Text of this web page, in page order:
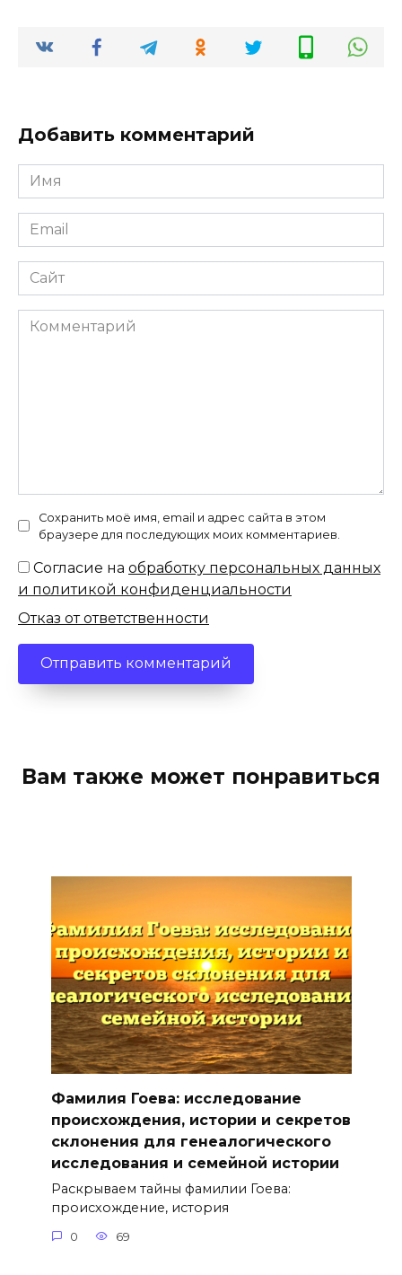
Добавить комментарий
Имя
*
Email
*
Сайт
Комментарий
Сохранить моё имя, email и адрес сайта в этом
браузере для последующих моих комментариев.
Согласие на обработку персональных данных
и политикой конфиденциальности
Отказ от ответственности
Вам также может понравиться
Фамилия Гоева: исследование
происхождения, истории и секретов
склонения для генеалогического
исследования и семейной истории
Раскрываем тайны фамилии Гоева:
происхождение, история
0 69